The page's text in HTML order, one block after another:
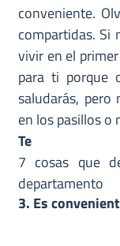
conveniente.
compartidas. Si
vivir en el
para ti porque
saludarás,
en los pasillos o
Te
7 cosas que
departamento
3. Es